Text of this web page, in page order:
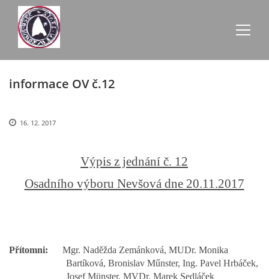
AKTUALITY
ZE SCHŮZÍ
ÚŘEDNÍ DESKA
OBECNÍ BUDOVY
informace OV č.12
16. 12. 2017
Výpis z jednání č. 12
Osadního výboru Nevšová dne 20.11.2017
Přítomni:
Mgr. Naděžda Zemánková, MUDr. Monika
Bartíková, Bronislav Műnster, Ing. Pavel Hrbáček,
Josef Münster, MVDr. Marek Sedláček